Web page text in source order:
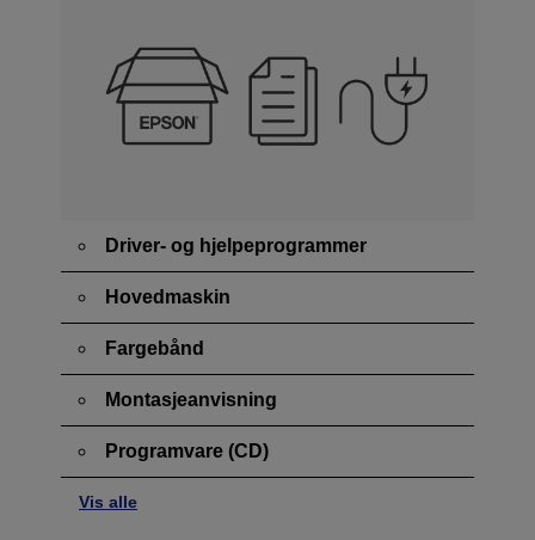
Driver- og hjelpeprogrammer
Hovedmaskin
Fargebånd
Montasjeanvisning
Programvare (CD)
Vis alle